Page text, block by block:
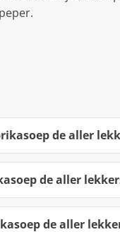
de aller
de aller
de aller